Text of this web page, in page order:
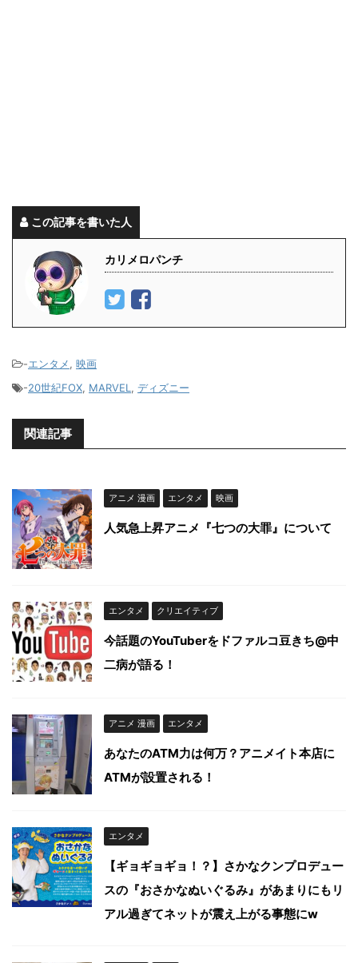
この記事を書いた人
カリメロパンチ
-エンタメ, 映画
-20世紀FOX, MARVEL , ディズニー
関連記事
アニメ 漫画 エンタメ 映画
人気急上昇アニメ『七つの大罪』について
エンタメ クリエイティブ
今話題のYouTuberをドファルコ豆きち@中
二病が語る！
アニメ 漫画 エンタメ
あなたのATM力は何万？アニメイト本店に
ATMが設置される！
エンタメ
【ギョギョギョ！？】さかなクンプロデュー
スの『おさかなぬいぐるみ』があまりにもリ
アル過ぎてネットが震え上がる事態にw